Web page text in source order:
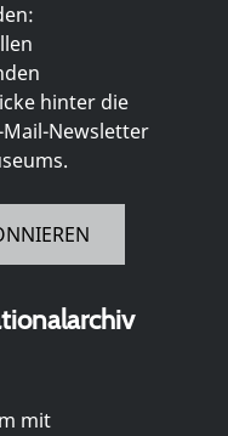
hinter die
Mail-Newsletter
mit